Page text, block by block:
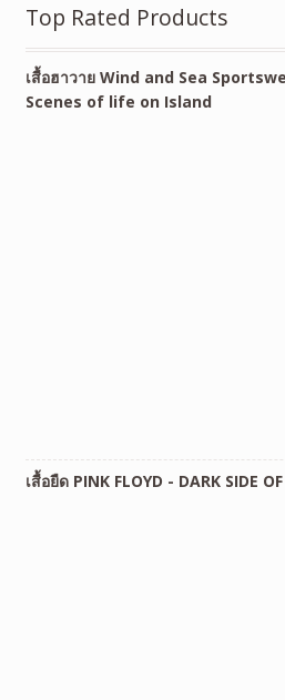
Top Rated Products
เสื้อฮาวาย Wind and Sea
Scenes of life on Island
เสื้อยืด PINK FLOYD - DARK SIDE